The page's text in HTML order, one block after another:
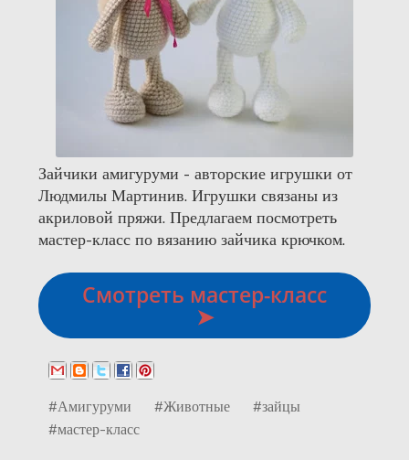
Зайчики амигуруми - авторские игрушки от
Людмилы Мартинив. Игрушки связаны из
акриловой пряжи. Предлагаем посмотреть
мастер-класс по вязанию зайчика крючком.
Смотреть мастер-класс
➤
#Амигуруми #Животные
#зайцы
#мастер-класс